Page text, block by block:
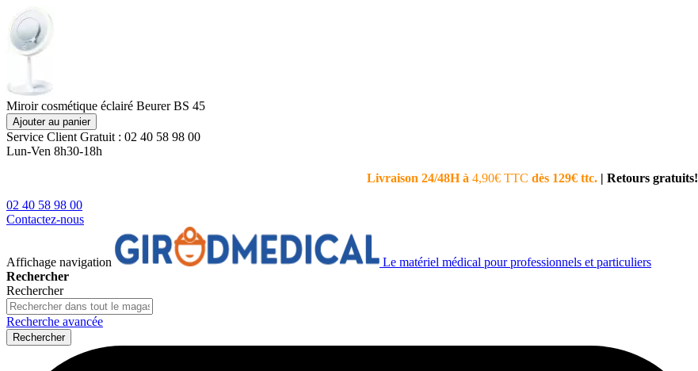
Miroir cosmétique éclairé Beurer BS 45
Ajouter au panier
Service Client Gratuit : 02 40 58 98 00
Lun-Ven 8h30-18h
Livraison 24/48H à 4,90€ TTC dès 129€ ttc. | Retours gratuits!
02 40 58 98 00
Contactez-nous
Affichage navigation
Le matériel médical pour professionnels et particuliers
Rechercher
Rechercher
Recherche avancée
Rechercher